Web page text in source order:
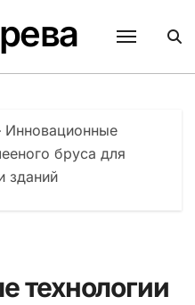
Инновационные
бруса для
зданий
технологии